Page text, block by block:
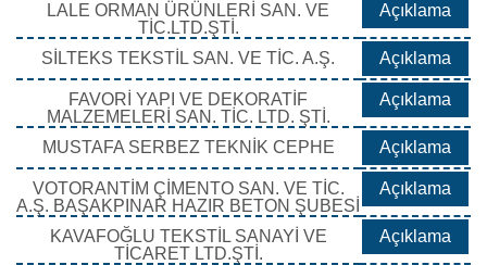
LALE ORMAN ÜRÜNLERİ SAN. VE
TİC.LTD.ŞTİ.
Açıklama
SİLTEKS TEKSTİL SAN. VE TİC. A.Ş. Açıklama
FAVORİ YAPI VE DEKORATİF
MALZEMELERİ SAN. TİC. LTD. ŞTİ.
Açıklama
MUSTAFA SERBEZ TEKNİK CEPHE Açıklama
VOTORANTİM ÇİMENTO SAN. VE TİC.
A.Ş. BAŞAKPINAR HAZIR BETON ŞUBESİ
Açıklama
KAVAFOĞLU TEKSTİL SANAYİ VE
TİCARET LTD.ŞTİ.
Açıklama